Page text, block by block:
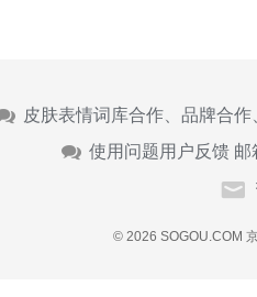
皮肤表情词库合作、品牌合
使用问题用户反馈 邮
© 2026 SOGOU.COM